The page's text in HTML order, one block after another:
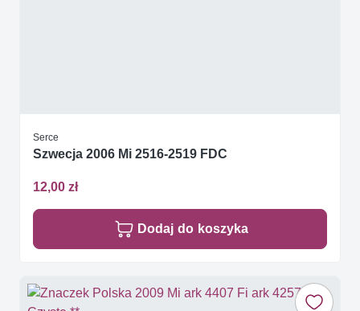
Serce
Szwecja 2006 Mi 2516-2519 FDC
12,00 zł
Dodaj do koszyka